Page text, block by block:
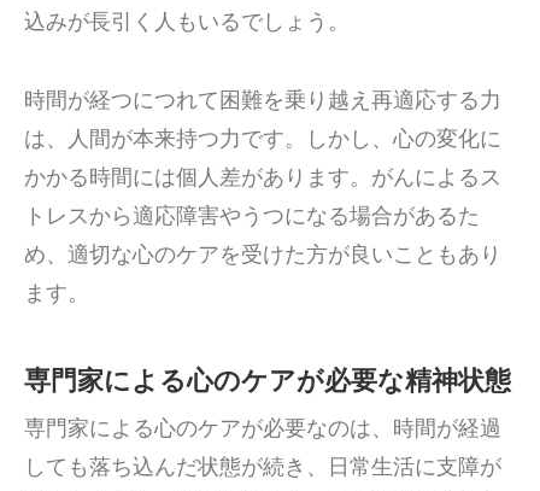
込みが長引く人もいるでしょう。
時間が経つにつれて困難を乗り越え再適応する力
は、人間が本来持つ力です。しかし、心の変化に
かかる時間には個人差があります。がんによるス
トレスから適応障害やうつになる場合があるた
め、適切な心のケアを受けた方が良いこともあり
ます。
専門家による心のケアが必要な精神状態
専門家による心のケアが必要なのは、時間が経過
しても落ち込んだ状態が続き、日常生活に支障が